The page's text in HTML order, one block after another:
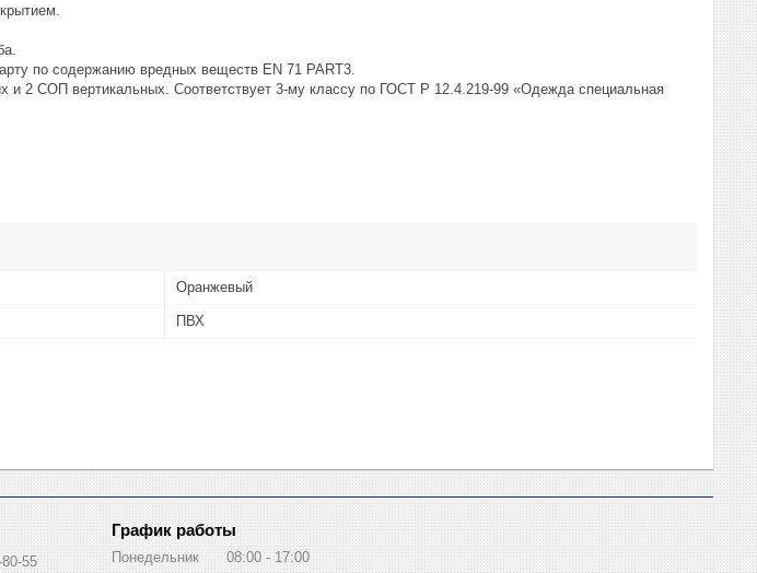
по содержанию вредных веществ EN 71 PART3.
2 СОП вертикальных. Соответствует 3-му классу по ГОСТ Р 12.4.219-99 «Одежда специальная
Оранжевый
ПВХ
55
График работы
Понедельник 08:00 17:00